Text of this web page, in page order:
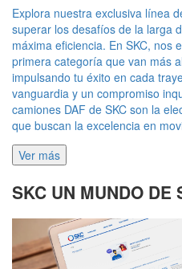
Explora nuestra exclusiva línea
superar los desafíos de la larga
máxima eficiencia. En SKC, nos
primera categoría que van más
impulsando tu éxito en cada
vanguardia y un compromiso
camiones DAF de SKC son la
que buscan la excelencia en
Ver más
SKC UN MUNDO DE